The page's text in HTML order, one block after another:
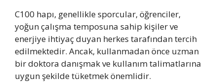
C100 hapı, genellikle sporcular, öğrenciler,
yoğun çalışma temposuna sahip kişiler ve
enerjiye ihtiyaç duyan herkes tarafından tercih
edilmektedir. Ancak, kullanmadan önce uzman
bir doktora danışmak ve kullanım talimatlarına
uygun şekilde tüketmek önemlidir.